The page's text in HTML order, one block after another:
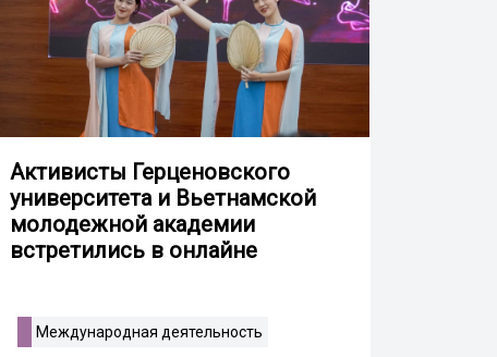
Активисты Герценовского
университета и Вьетнамской
молодежной академии
встретились в онлайне
Международная деятельность